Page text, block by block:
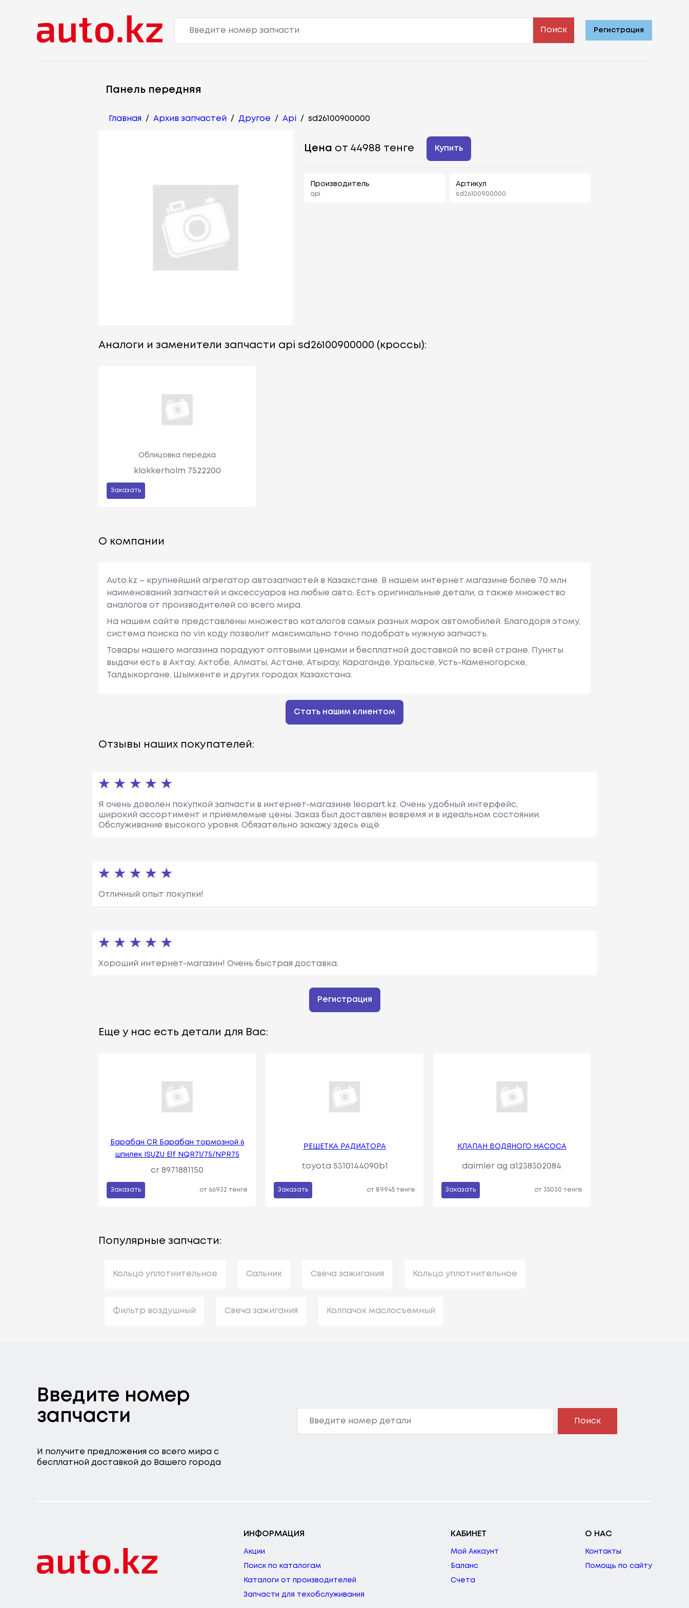
Поиск Регистрация
Панель передняя
Главная / Архив запчастей / Другое / Api / sd26100900000
Цена от 44988 тенге Купить
Производитель
api
Артикул
sd26100900000
Аналоги и заменители запчасти api sd26100900000 (кроссы):
Облицовка передка
klokkerholm 7522200
Заказать
О компании
Auto.kz – крупнейший агрегатор автозапчастей в Казахстане. В нашем интернет магазине более 70 млн
наименований запчастей и аксессуаров на любые авто. Есть оригинальные детали, а также множество
аналогов от производителей со всего мира.
На нашем сайте представлены множество каталогов самых разных марок автомобилей. Благодоря этому,
система поиска по vin коду позволит максимально точно подобрать нужную запчасть.
Товары нашего магазина порадуют оптовыми ценами и бесплатной доставкой по всей стране. Пункты
выдачи есть в Актау, Актобе, Алматы, Астане, Атырау, Караганде, Уральске, Усть-Каменогорске,
Талдыкоргане, Шымкенте и других городах Казахстана.
Стать нашим клиентом
Отзывы наших покупателей:
Я очень доволен покупкой запчасти в интернет-магазине leopart.kz. Очень удобный интерфейс,
широкий ассортимент и приемлемые цены. Заказ был доставлен вовремя и в идеальном состоянии.
Обслуживание высокого уровня. Обязательно закажу здесь ещё.
Отличный опыт покупки!
Хороший интернет-магазин! Очень быстрая доставка.
Регистрация
Еще у нас есть детали для Вас:
Барабан CR Барабан тормозной 6
шпилек ISUZU Elf NQR71/75/NPR75
cr 8971881150
Заказать от 66932 тенге
РЕШЕТКА РАДИАТОРА
toyota 5310144090b1
Заказать от 89945 тенге
КЛАПАН ВОДЯНОГО НАСОСА
daimler ag a1238302084
Заказать от 35030 тенге
Популярные запчасти:
Кольцо уплотнительное Сальник Свеча зажигания Кольцо уплотнительное
Фильтр воздушный Свеча зажигания Колпачок маслосъемный
Введите номер
запчасти
И получите предложения со всего мира с
бесплатной доставкой до Вашего города
Поиск
ИНФОРМАЦИЯ
Акции
Поиск по каталогам
Каталоги от производителей
Запчасти для техобслуживания
КАБИНЕТ
Мой Аккаунт
Баланс
Счета
О НАС
Контакты
Помощь по сайту